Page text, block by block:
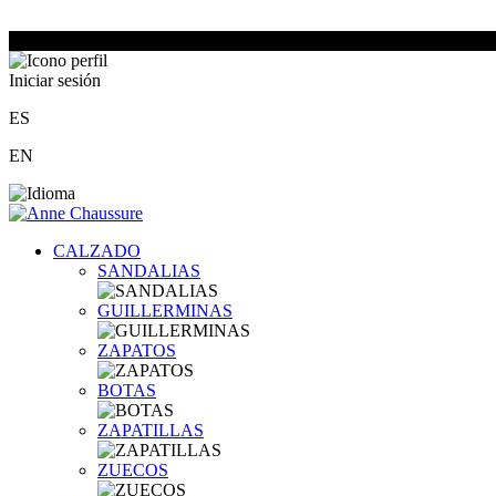
Iniciar sesión
ES
EN
CALZADO
SANDALIAS
GUILLERMINAS
ZAPATOS
BOTAS
ZAPATILLAS
ZUECOS